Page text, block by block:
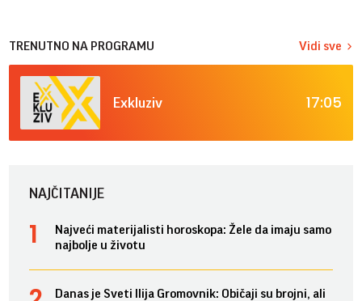
TRENUTNO NA PROGRAMU Vidi sve
Exkluziv 17:05
NAJČITANIJE
Najveći materijalisti horoskopa: Žele da imaju samo
najbolje u životu
Danas je Sveti Ilija Gromovnik: Običaji su brojni, ali